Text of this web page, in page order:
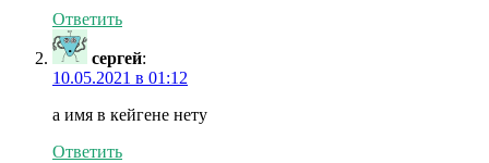
Ответить
сергей:
10.05.2021 в 01:12
а имя в кейгене нету
Ответить